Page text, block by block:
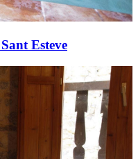
Esteve